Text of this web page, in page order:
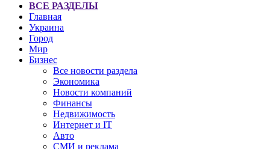
ВСЕ РАЗДЕЛЫ
Главная
Украина
Город
Мир
Бизнес
Все новости раздела
Экономика
Новости компаний
Финансы
Недвижимость
Интернет и IT
Авто
СМИ и реклама